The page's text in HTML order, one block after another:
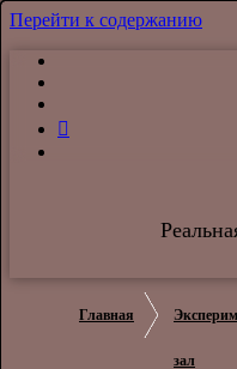
Перейти к содержанию
Главная
зал